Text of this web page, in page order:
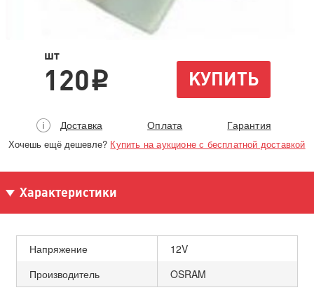
шт
120i КУПИТЬ
Доставка Оплата Гарантия
Хочешь ещё дешевле? Купить на аукционе с бесплатной доставкой
Характеристики
Напряжение
12V
Производитель
OSRAM